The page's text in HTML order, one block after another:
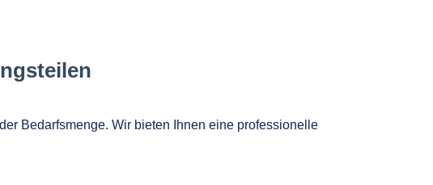
Bedarfsmenge. Wir bieten Ihnen eine professionelle